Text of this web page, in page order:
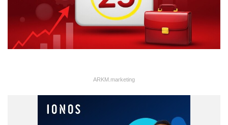
stets den risikopolitischen und strategischen Beitrag des
ARKM.marketing